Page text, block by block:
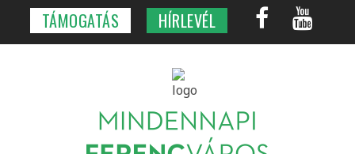
TÁMOGATÁS HÍRLEVÉL